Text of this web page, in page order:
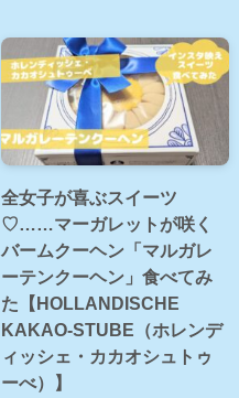
全女子が喜ぶスイーツ
♡……マーガレットが咲く
バームクーヘン「マルガレ
ーテンクーヘン」食べてみ
た【HOLLANDISCHE
KAKAO-STUBE（ホレンデ
ィッシェ・カカオシュトゥ
ーべ）】